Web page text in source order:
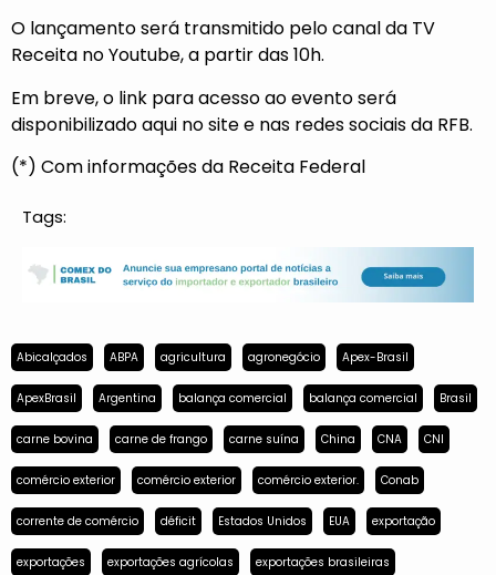
O lançamento será transmitido pelo canal da TV
Receita no Youtube, a partir das 10h.
Em breve, o link para acesso ao evento será
disponibilizado aqui no site e nas redes sociais da RFB.
(*) Com informações da Receita Federal
Tags:
Abicalçados ABPA agricultura agronegócio Apex-Brasil
ApexBrasil Argentina balança comercial balança comercial Brasil
carne bovina carne de frango carne suína China CNA CNI
comércio exterior comércio exterior comércio exterior. Conab
corrente de comércio déficit Estados Unidos EUA exportação
exportações exportações agrícolas exportações brasileiras